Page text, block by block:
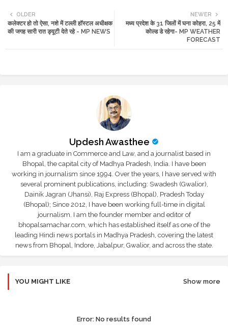
tte ats
NEWER
मध्य प्रदेश के 31 जिलों में घना कोहरा, 25 में
कोल्ड डे रहेगा- MP WEATHER
FORECAST
OLDER
कलेक्टर हो तो ऐसा, नशे में टल्ली हॉस्टल अधीक्षक
की जगह सारी रात ड्यूटी देते रहे - MP NEWS
Updesh Awasthee
I am a graduate in Commerce and Law, and a journalist based in
Bhopal, the capital city of Madhya Pradesh, India. I have been
working in journalism since 1994. Over the years, I have served with
several prominent publications, including: Swadesh (Gwalior),
Dainik Jagran (Jhansi), Raj Express (Bhopal), Pradesh Today
(Bhopal); Since 2012, I have been working full-time in digital
journalism. I am the founder member and editor of
bhopalsamachar.com, which has established itself as one of the
leading Hindi news portals in Madhya Pradesh, covering the latest
news from Bhopal, Indore, Jabalpur, Gwalior, and across the state.
YOU MIGHT LIKE Show more
Error: No results found